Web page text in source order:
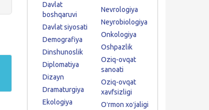
Davlat
boshqaruvi
Davlat siyosati
Demografiya
Dinshunoslik
Diplomatiya
Dizayn
Dramaturgiya
Ekologiya
Nevrologiya
Neyrobiologiya
Onkologiya
Oshpazlik
Oziq-ovqat
sanoati
Oziq-ovqat
xavfsizligi
Oʻrmon xoʻjaligi